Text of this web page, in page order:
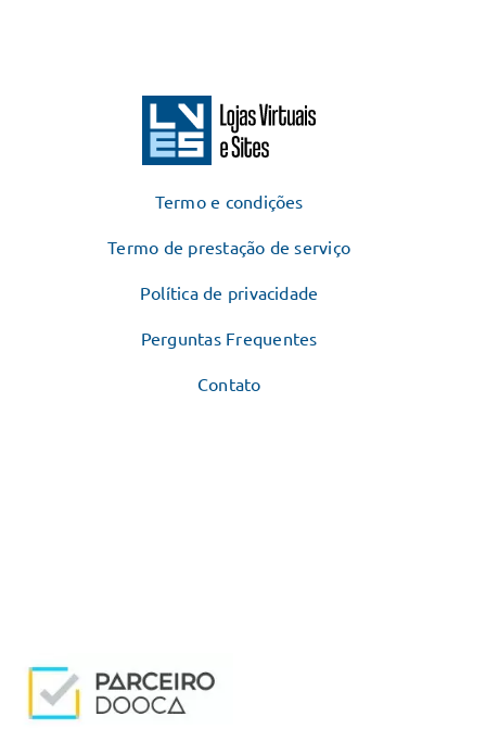
Termo e condições
Termo de prestação de serviço
Política de privacidade
Perguntas Frequentes
Contato